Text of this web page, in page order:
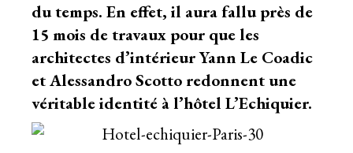
du temps. En effet, il aura fallu près de
15 mois de travaux pour que les
architectes d’intérieur Yann Le Coadic
et Alessandro Scotto redonnent une
véritable identité à l’hôtel L’Echiquier.